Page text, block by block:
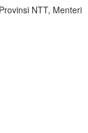
NTT, Menteri